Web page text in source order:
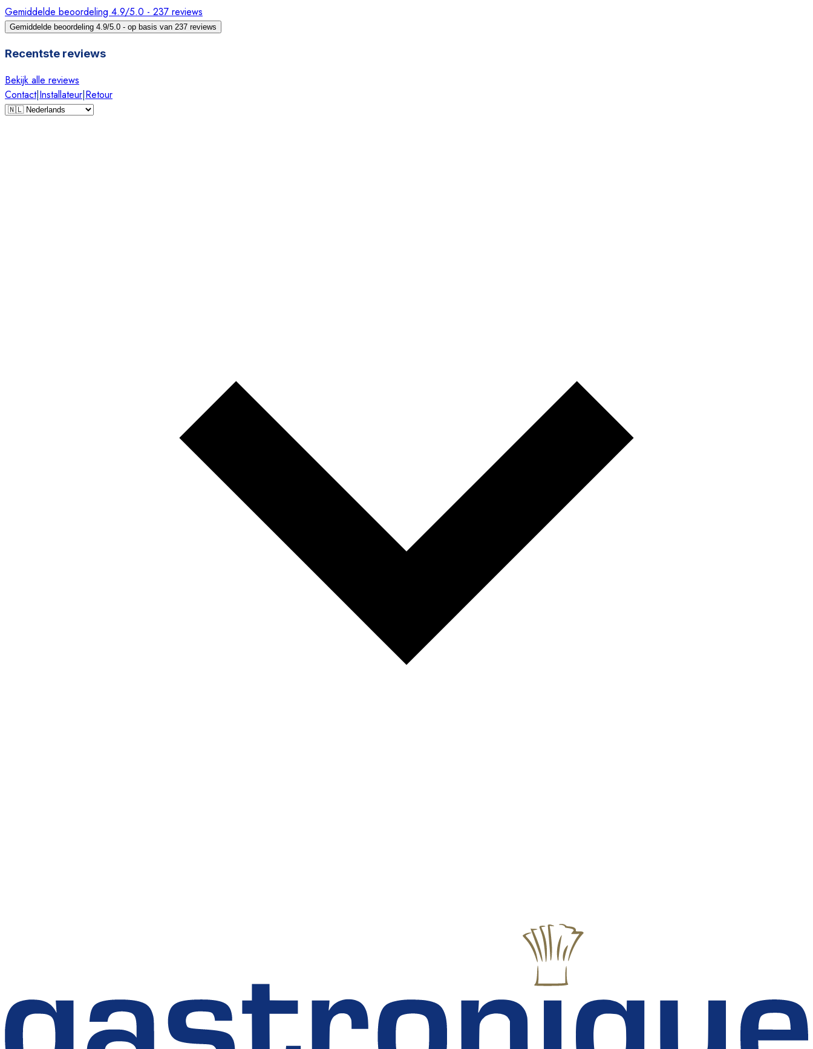
Gemiddelde beoordeling 4.9/5.0 - 237 reviews
Gemiddelde beoordeling 4.9/5.0 - op basis van 237 reviews
Recentste reviews
Bekijk alle reviews
Contact|Installateur|Retour